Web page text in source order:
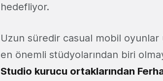
hedefliyor.
Uzun süredir casual mobil oyunlar
en önemli stüdyolarından biri
Studio kurucu ortaklarından